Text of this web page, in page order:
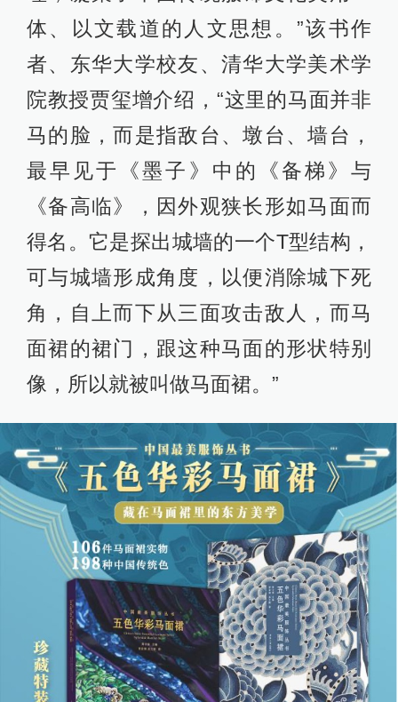
体、以文载道的人文思想。”该书作
者、东华大学校友、清华大学美术学
院教授贾玺增介绍，“这里的马面并非
马的脸，而是指敌台、墩台、墙台，
最早见于《墨子》中的《备梯》与
《备高临》，因外观狭长形如马面而
得名。它是探出城墙的一个T型结构，
可与城墙形成角度，以便消除城下死
角，自上而下从三面攻击敌人，而马
面裙的裙门，跟这种马面的形状特别
像，所以就被叫做马面裙。”